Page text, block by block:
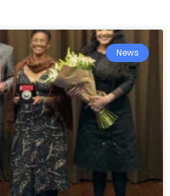
News